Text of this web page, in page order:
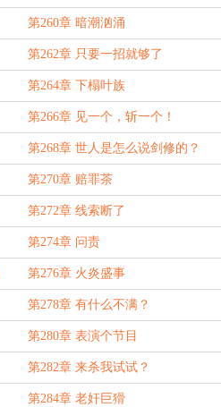
第260章 暗潮汹涌
第262章 只要一招就够了
第264章 下榻叶族
第266章 见一个，斩一个！
第268章 世人是怎么说剑修的？
第270章 赔罪茶
第272章 线索断了
第274章 问责
第276章 火炎盛事
第278章 有什么不满？
第280章 表演个节目
第282章 来杀我试试？
第284章 老奸巨猾